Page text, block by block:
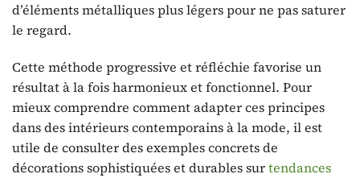
d’éléments métalliques plus légers pour ne pas saturer
le regard.
Cette méthode progressive et réfléchie favorise un
résultat à la fois harmonieux et fonctionnel. Pour
mieux comprendre comment adapter ces principes
dans des intérieurs contemporains à la mode, il est
utile de consulter des exemples concrets de
décorations sophistiquées et durables surtendances